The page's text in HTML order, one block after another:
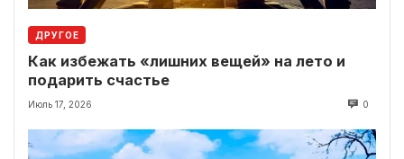
ДРУГОЕ
Как избежать «лишних вещей» на лето и
подарить счастье
Июль 17, 2026 0